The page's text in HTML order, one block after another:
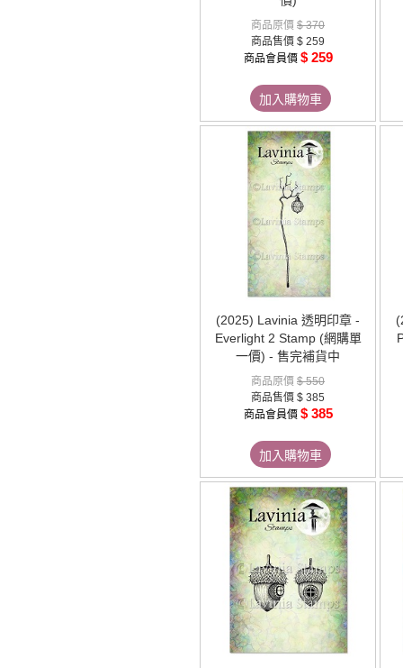
商品原價 $ 370
商品售價 $ 259
商品會員價 $ 259
加入購物車
(2025) Lavinia 透明印章 -
Everlight 2 Stamp (網購單
一價) - 售完補貨中
商品原價 $ 550
商品售價 $ 385
商品會員價 $ 385
加入購物車